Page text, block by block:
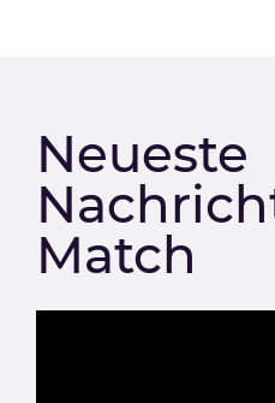
Neueste
Match